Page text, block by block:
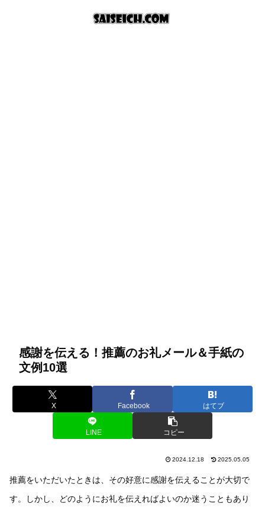
感謝を伝える！推薦のお礼メール＆手紙の
文例10選
X Facebook はてブ
LINE コピー
2024.12.18 2025.05.05
推薦をいただいたときは、その好意に感謝を伝えることが大切で
す。しかし、どのようにお礼を伝えればよいのか迷うこともあり